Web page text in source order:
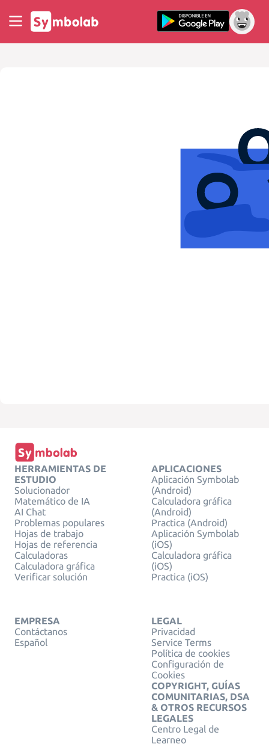
HERRAMIENTAS DE
ESTUDIO
Solucionador
Matemático de IA
AI Chat
Problemas populares
Hojas de trabajo
Hojas de referencia
Calculadoras
Calculadora gráfica
Verificar solución
APLICACIONES
Aplicación Symbolab
(Android)
Calculadora gráfica
(Android)
Practica (Android)
Aplicación Symbolab
(iOS)
Calculadora gráfica
(iOS)
Practica (iOS)
EMPRESA
Contáctanos
Español
LEGAL
Privacidad
Service Terms
Política de cookies
Configuración de
Cookies
COPYRIGHT, GUÍAS
COMUNITARIAS, DSA
& OTROS RECURSOS
LEGALES
Centro Legal de
Learneo